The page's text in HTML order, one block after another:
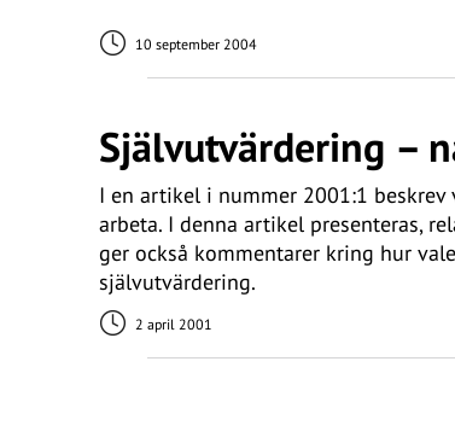
10 september 2004
Självutvärdering –
I en artikel i nummer 2001:1
arbeta. I denna artikel presenteras,
ger också kommentarer kring hur
självutvärdering.
2 april 2001